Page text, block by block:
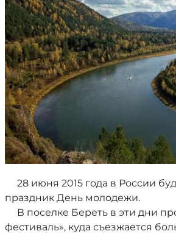
28 июня 2015 года в России
праздник День молодежи.
В поселке Береть в эти дни
фестиваль», куда съезжается